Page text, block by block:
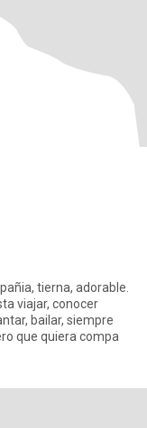
bailar, siempre
que quiera compa